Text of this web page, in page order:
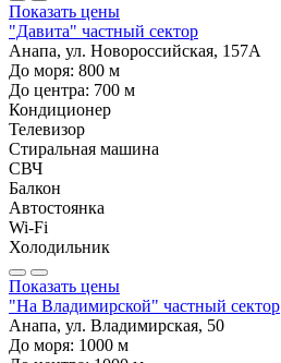
Показать цены
"Давита" частный сектор
Анапа, ул. Новороссийская, 157А
До моря: 800 м
До центра: 700 м
Кондиционер
Телевизор
Стиральная машина
СВЧ
Балкон
Автостоянка
Wi-Fi
Холодильник
Показать цены
"На Владимирской" частный сектор
Анапа, ул. Владимирская, 50
До моря: 1000 м